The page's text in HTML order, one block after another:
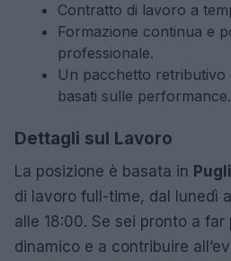
Contratto di lavoro a
Formazione continua e
professionale.
Un pacchetto retributivo
basati sulle performance.
Dettagli sul Lavoro
La posizione è basata in
di lavoro full-time, dal lunedì
alle 18:00. Se sei pronto a
dinamico e a contribuire